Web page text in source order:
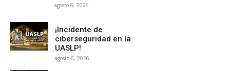
agosto 6, 2026
¡Incidente de
ciberseguridad en la
UASLP!
agosto 6, 2026